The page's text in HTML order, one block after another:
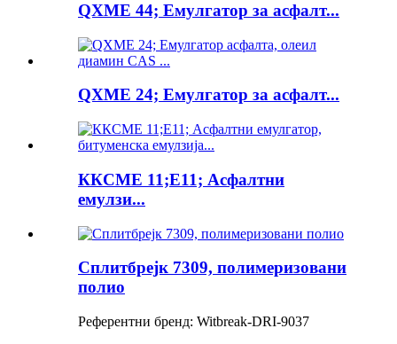
QXME 44; Емулгатор за асфалт...
QXME 24; Емулгатор за асфалт...
ККСМЕ 11;Е11; Асфалтни
емулзи...
Сплитбрејк 7309, полимеризовани
полио
Референтни бренд: Witbreak-DRI-9037